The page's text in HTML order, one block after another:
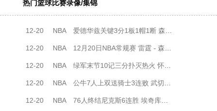
热门篮球比赛录像/集锦
12-20 NBA 爱德华兹关键3分1板1帽1断 森林狼力克雷霆 亚历山大35+5+7
12-20 NBA 12月20日NBA常规赛 雷霆 - 森林狼 全场录像
12-20 NBA 绿军末节10记三分扑灭热火 怀特33+5+6 布朗30+9+7 韦尔24+14
12-20 NBA 公牛7人上双送骑士3连败 武切维奇24+15 加兰35+8 米切尔缺阵
12-20 NBA 76人终结尼克斯6连胜 埃奇库姆23分 马克西30+8 布伦森22中7